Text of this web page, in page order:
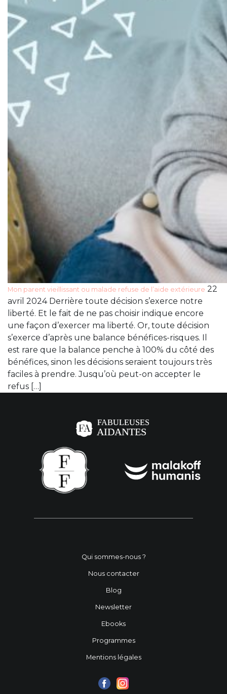
Mon parent vieillissant ou malade refuse de l’aide extérieure 22
avril 2024 Derrière toute décision s’exerce notre
liberté. Et le fait de ne pas choisir indique encore
une façon d’exercer ma liberté. Or, toute décision
s’exerce d’après une balance bénéfices-risques. Il
est rare que la balance penche à 100% du côté des
bénéfices, sinon les décisions seraient toujours très
faciles à prendre. Jusqu’où peut-on accepter le
refus […]
Qui sommes-nous ?
Nous contacter
Blog
Newsletter
Ebooks
Programmes
Mentions légales